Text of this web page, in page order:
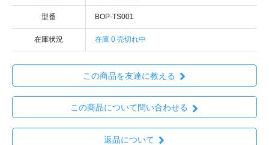
型番 BOP-TS001
在庫状況 在庫 0 売切れ中
この商品を友達に教える
この商品について問い合わせる
返品について